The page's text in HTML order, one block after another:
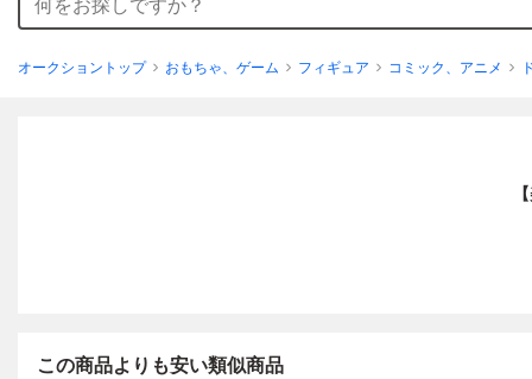
オークショントップ おもちゃ、ゲーム フィギュア コミック、アニメ
この商品よりも安い類似商品